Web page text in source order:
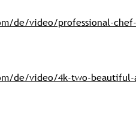
de/video/professional-
de/video/4k-two-